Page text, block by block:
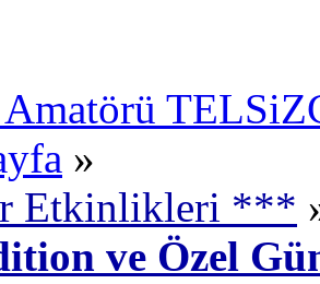
Amatörü
»
Etkinlikleri ***
ve Özel